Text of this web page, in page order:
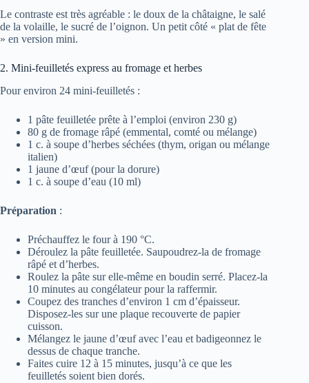
Le contraste est très agréable : le doux de la châtaigne, le salé
de la volaille, le sucré de l’oignon. Un petit côté « plat de fête
» en version mini.
2. Mini-feuilletés express au fromage et herbes
Pour environ 24 mini-feuilletés :
1 pâte feuilletée prête à l’emploi (environ 230 g)
80 g de fromage râpé (emmental, comté ou mélange)
1 c. à soupe d’herbes séchées (thym, origan ou mélange
italien)
1 jaune d’œuf (pour la dorure)
1 c. à soupe d’eau (10 ml)
Préparation :
Préchauffez le four à 190 °C.
Déroulez la pâte feuilletée. Saupoudrez-la de fromage
râpé et d’herbes.
Roulez la pâte sur elle-même en boudin serré. Placez-la
10 minutes au congélateur pour la raffermir.
Coupez des tranches d’environ 1 cm d’épaisseur.
Disposez-les sur une plaque recouverte de papier
cuisson.
Mélangez le jaune d’œuf avec l’eau et badigeonnez le
dessus de chaque tranche.
Faites cuire 12 à 15 minutes, jusqu’à ce que les
feuilletés soient bien dorés.